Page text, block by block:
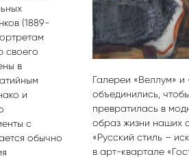
(1889-
своего
в
и
с
обычно
Галереи «Веллум» и
объединились,
превратилась в
образ жизни наших
«Русский стиль –
в арт-квартале